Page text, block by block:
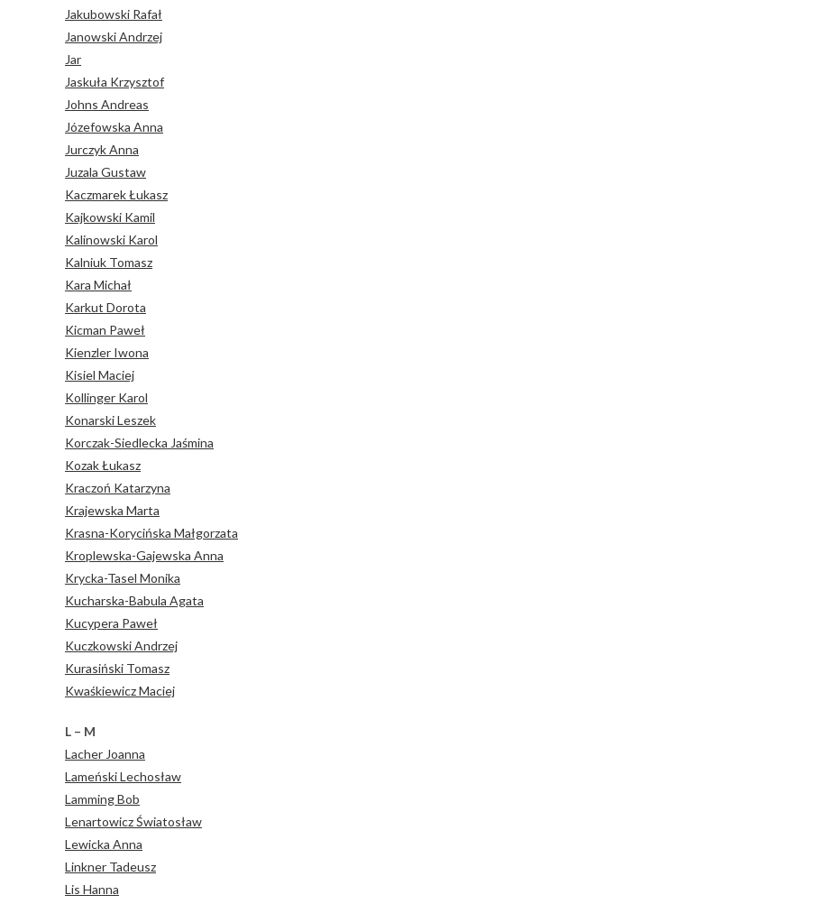
Jakubowski Rafał
Janowski Andrzej
Jar
Jaskuła Krzysztof
Johns Andreas
Józefowska Anna
Jurczyk Anna
Juzala Gustaw
Kaczmarek Łukasz
Kajkowski Kamil
Kalinowski Karol
Kalniuk Tomasz
Kara Michał
Karkut Dorota
Kicman Paweł
Kienzler Iwona
Kisiel Maciej
Kollinger Karol
Konarski Leszek
Korczak-Siedlecka Jaśmina
Kozak Łukasz
Kraczoń Katarzyna
Krajewska Marta
Krasna-Korycińska Małgorzata
Kroplewska-Gajewska Anna
Krycka-Tasel Monika
Kucharska-Babula Agata
Kucypera Paweł
Kuczkowski Andrzej
Kurasiński Tomasz
Kwaśkiewicz Maciej
L – M
Lacher Joanna
Lameński Lechosław
Lamming Bob
Lenartowicz Światosław
Lewicka Anna
Linkner Tadeusz
Lis Hanna